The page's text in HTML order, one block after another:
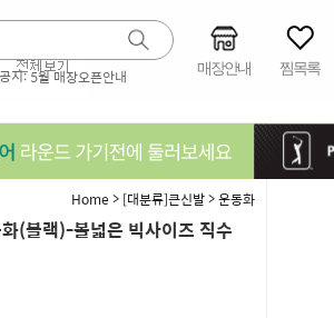
공지:5월 매장오픈안내 매장안내 찜목록
Home> [대분류]큰신발>운동화
(블랙)-볼넓은 빅사이즈 직수